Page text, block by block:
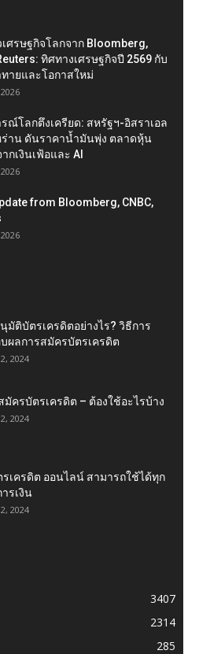
ศรษฐกิจโลกจาก Bloomberg,
ทิศทางเศรษฐกิจปี 2569 กับ
ายและโอกาสใหม่
ณ์โลกตึงเครียด: สหรัฐฯ-อิสราเอล
าน ดันราคาน้ำมันพุ่ง ตลาดหุ้น
กเงินเฟ้อและ AI
from Bloomberg, CNBC,
มัติบัตรเครดิตอย่างไร? วิธีการ
ผลการสมัครบัตรเครดิต
2024
มัครบัตรเครดิต – ต้องใช้อะไรบ้าง
2024
เครดิต ออนไลน์ สามารถใช้ได้ทุก
รเงิน
2024
3407
2314
285